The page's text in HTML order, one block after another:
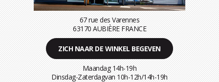
67 rue des Varennes
63170 AUBIÈRE FRANCE
ZICH NAAR DE WINKEL BEGEVEN
Maandag 14h-19h
Dinsdag-Zaterdagvan 10h-12h/14h-19h